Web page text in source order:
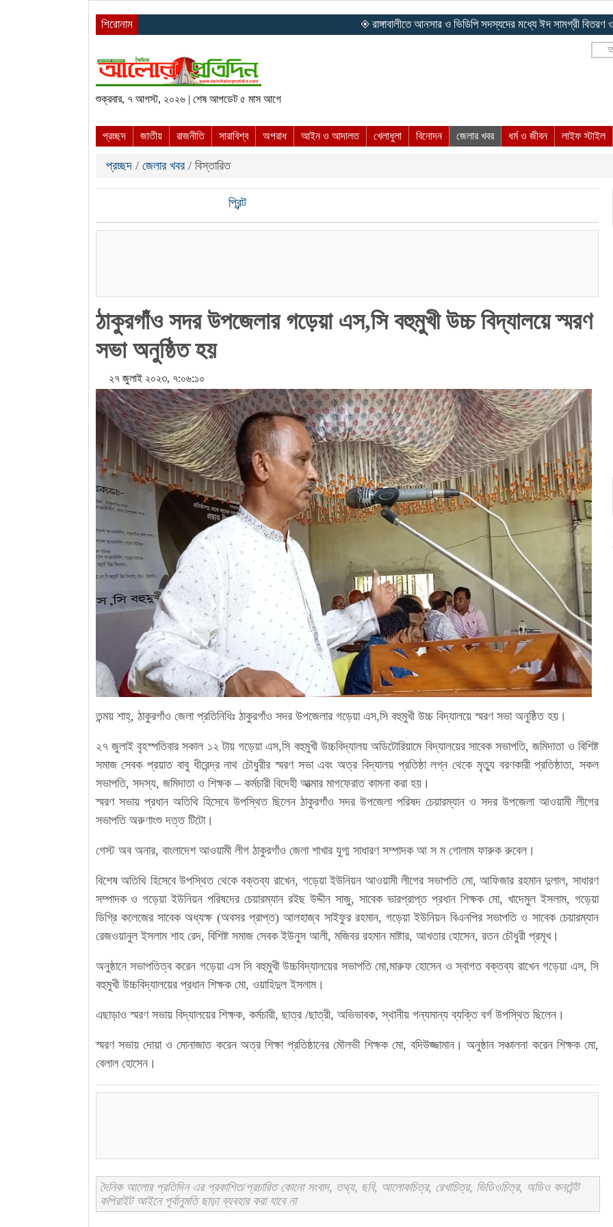
শিরোনাম ◈ রাঙ্গাবালীতে আনসার ও ভিডিপি সদস্যদের মধ্যে ঈদ সামগ্রী বিতরণ ও ইফতার
শুক্রবার, ৭ আগস্ট, ২০২৬ | শেষ আপডেট ৫ মাস আগে
প্রচ্ছদ জাতীয় রাজনীতি সারাবিশ্ব অপরাধ আইন ও আদালত খেলাধুলা বিনোদন জেলার খবর ধর্ম ও জীবন লাইফ স্টাইল
প্রচ্ছদ / জেলার খবর/ বিস্তারিত
প্রিন্ট
ঠাকুরগাঁও সদর উপজেলার গড়েয়া এস,সি বহুমুখী উচ্চ বিদ্যালয়ে স্মরণ
সভা অনুষ্ঠিত হয়
২৭ জুলাই ২০২৩, ৭:০৬:১০
তন্ময় শাহ্, ঠাকুরগাঁও জেলা প্রতিনিধিঃ ঠাকুরগাঁও সদর উপজেলার গড়েয়া এস,সি বহুমুখী উচ্চ বিদ্যালয়ে স্মরণ সভা অনুষ্ঠিত হয়।
২৭ জুলাই বৃহস্পতিবার সকাল ১২ টায় গড়েয়া এস,সি বহুমুখী উচ্চবিদ্যালয় অডিটোরিয়ামে বিদ্যালয়ের সাবেক সভাপতি, জমিদাতা ও বিশিষ্ট
সমাজ সেবক প্রয়াত বাবু ধীরেন্দ্র নাথ চৌধুরীর স্মরণ সভা এবং অত্র বিদ্যালয় প্রতিষ্ঠা লগ্ন থেকে মৃত্যু বরণকারী প্রতিষ্ঠাতা, সকল
সভাপতি, সদস্য, জমিদাতা ও শিক্ষক – কর্মচারী বিদেহী আত্মার মাগফেরাত কামনা করা হয়।
স্মরণ সভায় প্রধান অতিথি হিসেবে উপস্থিত ছিলেন ঠাকুরগাঁও সদর উপজেলা পরিষদ চেয়ারম্যান ও সদর উপজেলা আওয়ামী লীগের
সভাপতি অরুণাংশু দত্ত টিটো।
গেস্ট অব অনার, বাংলাদেশ আওয়ামী লীগ ঠাকুরগাঁও জেলা শাখার যুগ্ম সাধারণ সম্পাদক আ স ম গোলাম ফারুক রুবেল।
বিশেষ অতিথি হিসেবে উপস্থিত থেকে বক্তব্য রাখেন, গড়েয়া ইউনিয়ন আওয়ামী লীগের সভাপতি মো, আফিজার রহমান দুলাল, সাধারণ
সম্পাদক ও গড়েয়া ইউনিয়ন পরিষদের চেয়ারম্যান রইছ উদ্দীন সাজু, সাবেক ভারপ্রাপ্ত প্রধান শিক্ষক মো, খাদেমুল ইসলাম, গড়েয়া
ডিগ্রি কলেজের সাবেক অধ্যক্ষ (অবসর প্রাপ্ত) আলহাজ্ব সাইফুর রহমান, গড়েয়া ইউনিয়ন বিএনপির সভাপতি ও সাবেক চেয়ারম্যান
রেজওয়ানুল ইসলাম শাহ রেদ, বিশিষ্ট সমাজ সেবক ইউনুস আলী, মজিবর রহমান মাষ্টার, আখতার হোসেন, রতন চৌধুরী প্রমূখ।
অনুষ্ঠানে সভাপতিত্ব করেন গড়েয়া এস সি বহুমুখী উচ্চবিদ্যালয়ের সভাপতি মো,মারুফ হোসেন ও স্বাগত বক্তব্য রাখেন গড়েয়া এস, সি
বহুমুখী উচ্চবিদ্যালয়ের প্রধান শিক্ষক মো, ওয়াহিদুল ইসলাম।
এছাড়াও স্মরণ সভায় বিদ্যালয়ের শিক্ষক, কর্মচারী, ছাত্র /ছাত্রী, অভিভাবক, স্থানীয় গন্যমান্য ব্যক্তি বর্গ উপস্থিত ছিলেন।
স্মরণ সভায় দোয়া ও মোনাজাত করেন অত্র শিক্ষা প্রতিষ্ঠানের মৌলভী শিক্ষক মো, বদিউজ্জামান। অনুষ্ঠান সঞ্চালনা করেন শিক্ষক মো,
বেলাল হোসেন।
দৈনিক আলোর প্রতিদিন এর প্রকাশিত/প্রচারিত কোনো সংবাদ, তথ্য, ছবি, আলোকচিত্র, রেখাচিত্র, ভিডিওচিত্র, অডিও কনটেন্ট
কপিরাইট আইনে পূর্বানুমতি ছাড়া ব্যবহার করা যাবে না